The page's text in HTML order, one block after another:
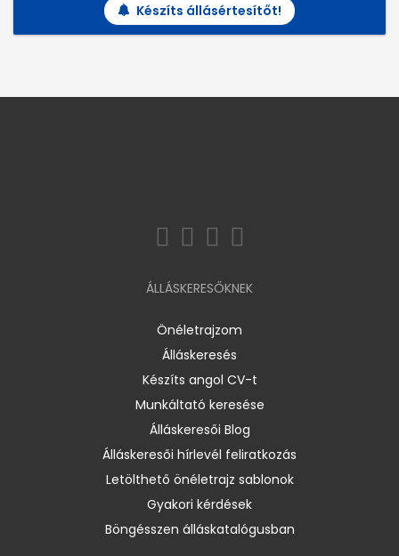
Készíts állásértesítőt!
ÁLLÁSKERESŐKNEK
Önéletrajzom
Álláskeresés
Készíts angol CV-t
Munkáltató keresése
Álláskeresői Blog
Álláskeresői hírlevél feliratkozás
Letölthető önéletrajz sablonok
Gyakori kérdések
Böngésszen álláskatalógusban